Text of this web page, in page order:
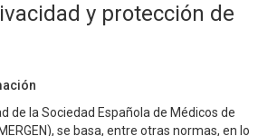
y protección de
de la Sociedad Española de Médicos de
se basa, entre otras normas, en lo